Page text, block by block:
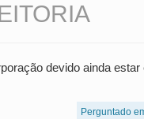
devido ainda estar
Perguntado